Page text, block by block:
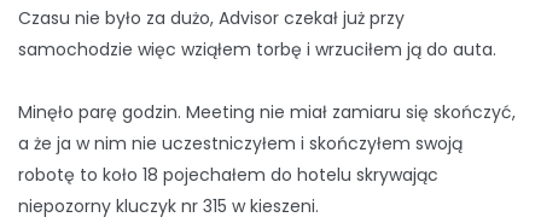
Czasu nie było za dużo, Advisor czekał już przy
samochodzie więc wziąłem torbę i wrzuciłem ją do auta.
Minęło parę godzin. Meeting nie miał zamiaru się skończyć,
a że ja w nim nie uczestniczyłem i skończyłem swoją
robotę to koło 18 pojechałem do hotelu skrywając
niepozorny kluczyk nr 315 w kieszeni.